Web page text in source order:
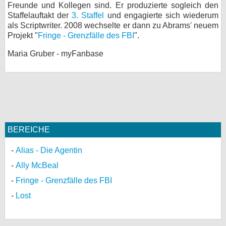
Freunde und Kollegen sind. Er produzierte sogleich den
Staffelauftakt der3. Staffel
und engagierte sich wiederum
als Scriptwriter. 2008 wechselte er dann zu Abrams' neuem
Projekt "Fringe - Grenzfälle des FBI ".
Maria Gruber - myFanbase
BEREICHE
Alias - Die Agentin
Ally McBeal
Fringe - Grenzfälle des FBI
Lost